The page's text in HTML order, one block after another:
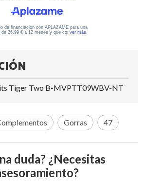
Tiger Two B-MVPTT09WBV-NT
Gorras 47
duda? ¿Necesitas